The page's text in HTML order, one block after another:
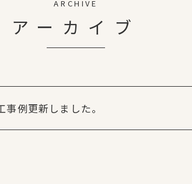
不動産事業
ARCHIVE
アーカイブ
事例更新しました。